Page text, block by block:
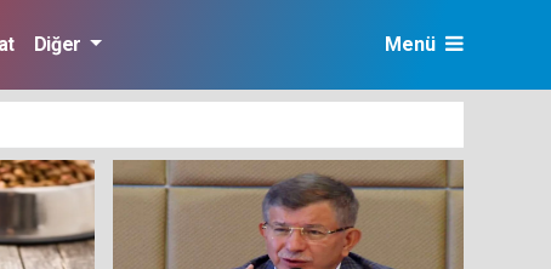
Diğer Menü